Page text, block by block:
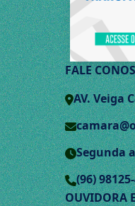
FALE
AV. Veiga
Segunda
(96)
OUVIDORA